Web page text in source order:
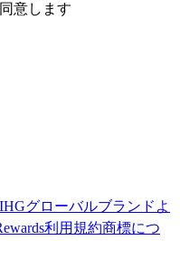
意します
IHGグローバルブランド よ
利用規約商標につ